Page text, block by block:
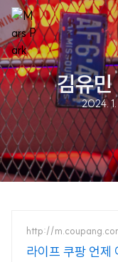
김유
2024.
http://
라이프 쿠팡 언제